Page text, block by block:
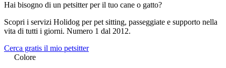
Hai bisogno di un petsitter per il tuo cane o gatto?
Scopri i servizi Holidog per pet sitting, passeggiate e supporto nella
vita di tutti i giorni. Numero 1 dal 2012.
Cerca gratis il mio petsitter
Colore